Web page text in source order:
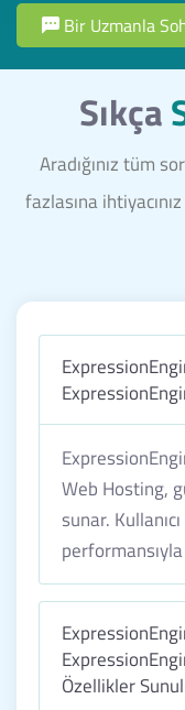
Bir Uzmanla
Sıkça
Aradığınız tüm
fazlasına
Web Hosting,
sunar.
performansıyla
Özellikler